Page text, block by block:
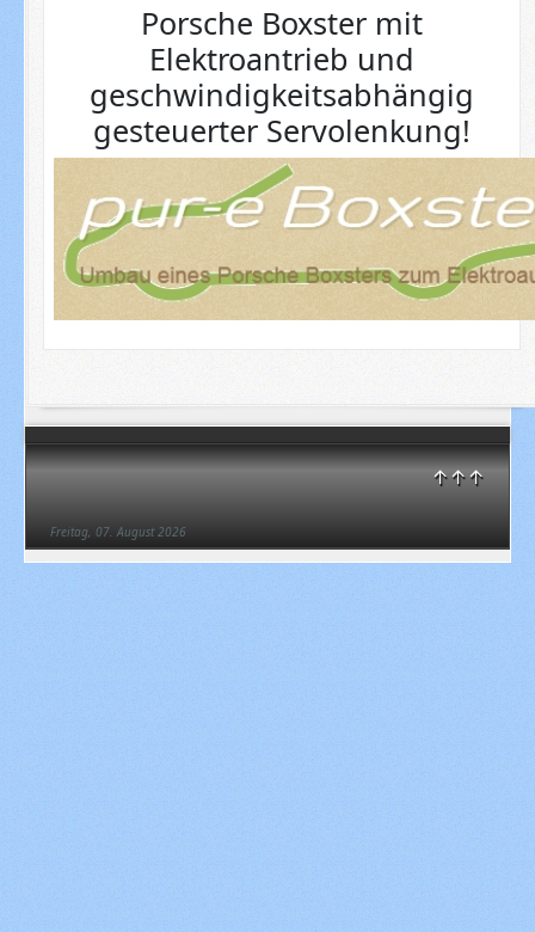
↑↑↑
Freitag, 07. August 2026
Porsche Boxster mit
Elektroantrieb und
geschwindigkeitsabhängig
gesteuerter Servolenkung!